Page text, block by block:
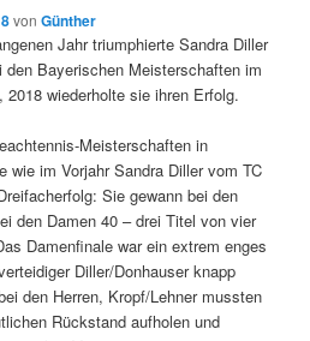
vonGünther
Jahr triumphierte Sandra Diller
Bayerischen Meisterschaften im
wiederholte sie ihren Erfolg.
Meisterschaften in
wie im Vorjahr Sandra Diller vom TC
Sie gewann bei den
den Damen 40 – drei Titel von vier
Damenfinale war ein extrem enges
Diller/Donhauser knapp
den Herren, Kropf/Lehner mussten
Rückstand aufholen und